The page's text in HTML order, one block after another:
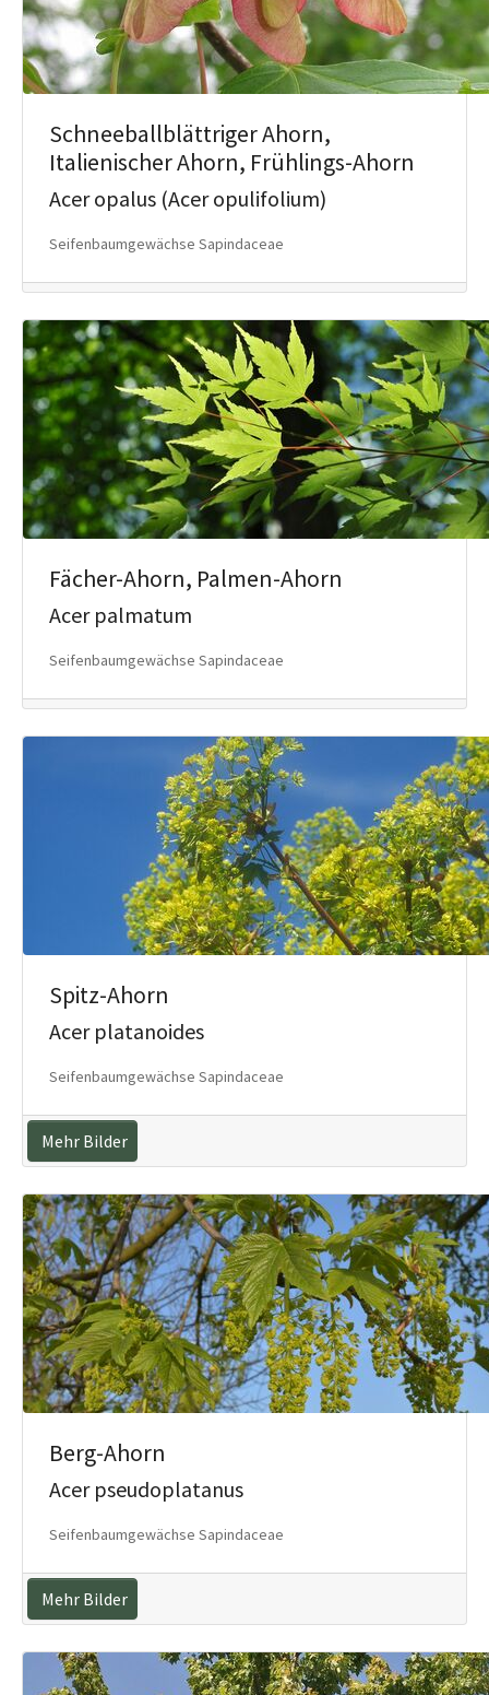
Schneeballblättriger Ahorn,
Italienischer Ahorn, Frühlings-Ahorn
Acer opalus (Acer opulifolium)
Seifenbaumgewächse Sapindaceae
Fächer-Ahorn, Palmen-Ahorn
Acer palmatum
Seifenbaumgewächse Sapindaceae
Spitz-Ahorn
Acer platanoides
Seifenbaumgewächse Sapindaceae
Mehr Bilder
Berg-Ahorn
Acer pseudoplatanus
Seifenbaumgewächse Sapindaceae
Mehr Bilder